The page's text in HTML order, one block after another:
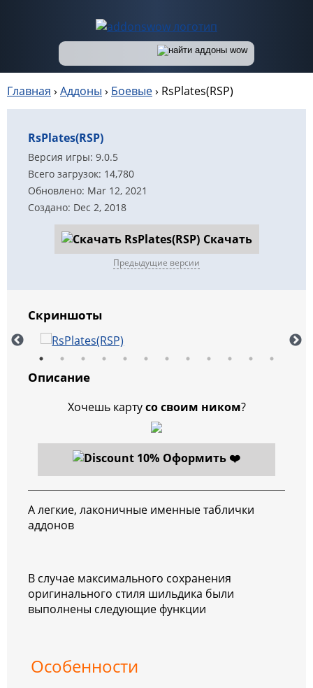
Главная › Аддоны › Боевые› RsPlates(RSP)
RsPlates(RSP)
Версия игры: 9.0.5
Всего загрузок: 14,780
Обновлено: Mar 12, 2021
Создано: Dec 2, 2018
Скачать
Предыдущие версии
Скриншоты
Описание
Хочешь картусо своим ником?
Оформить ❤️
А легкие, лаконичные именные таблички
аддонов
В случае максимального сохранения
оригинального стиля шильдика были
выполнены следующие функции
Особенности